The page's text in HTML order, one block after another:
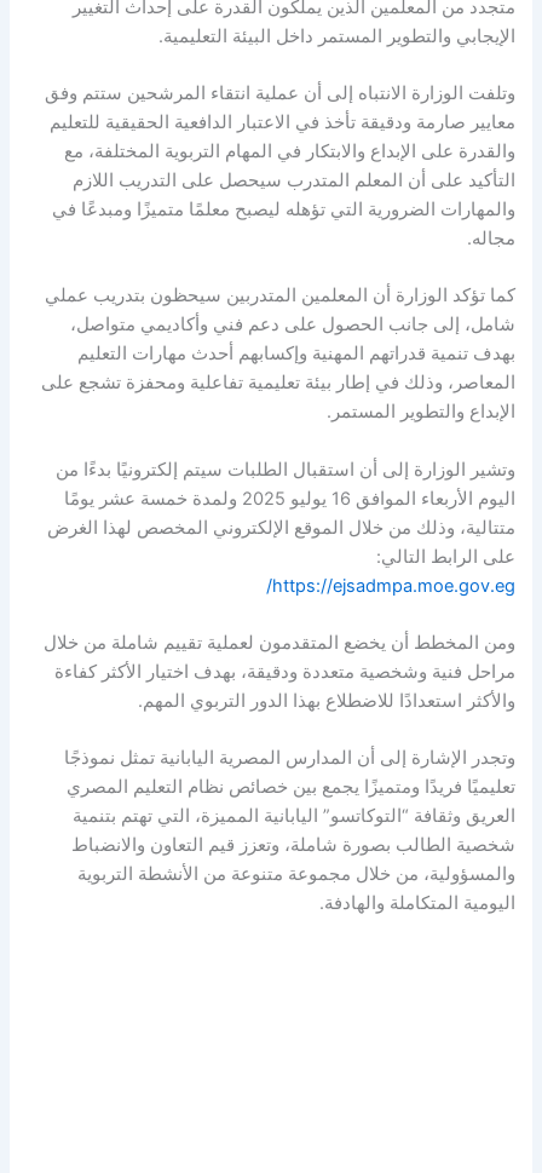
متجدد من المعلمين الذين يملكون القدرة على إحداث التغيير
الإيجابي والتطوير المستمر داخل البيئة التعليمية.
وتلفت الوزارة الانتباه إلى أن عملية انتقاء المرشحين ستتم وفق
معايير صارمة ودقيقة تأخذ في الاعتبار الدافعية الحقيقية للتعليم
والقدرة على الإبداع والابتكار في المهام التربوية المختلفة، مع
التأكيد على أن المعلم المتدرب سيحصل على التدريب اللازم
والمهارات الضرورية التي تؤهله ليصبح معلمًا متميزًا ومبدعًا في
مجاله.
كما تؤكد الوزارة أن المعلمين المتدربين سيحظون بتدريب عملي
شامل، إلى جانب الحصول على دعم فني وأكاديمي متواصل،
بهدف تنمية قدراتهم المهنية وإكسابهم أحدث مهارات التعليم
المعاصر، وذلك في إطار بيئة تعليمية تفاعلية ومحفزة تشجع على
الإبداع والتطوير المستمر.
وتشير الوزارة إلى أن استقبال الطلبات سيتم إلكترونيًا بدءًا من
اليوم الأربعاء الموافق 16 يوليو 2025 ولمدة خمسة عشر يومًا
متتالية، وذلك من خلال الموقع الإلكتروني المخصص لهذا الغرض
على الرابط التالي:
https://ejsadmpa.moe.gov.eg/
ومن المخطط أن يخضع المتقدمون لعملية تقييم شاملة من خلال
مراحل فنية وشخصية متعددة ودقيقة، بهدف اختيار الأكثر كفاءة
والأكثر استعدادًا للاضطلاع بهذا الدور التربوي المهم.
وتجدر الإشارة إلى أن المدارس المصرية اليابانية تمثل نموذجًا
تعليميًا فريدًا ومتميزًا يجمع بين خصائص نظام التعليم المصري
العريق وثقافة “التوكاتسو” اليابانية المميزة، التي تهتم بتنمية
شخصية الطالب بصورة شاملة، وتعزز قيم التعاون والانضباط
والمسؤولية، من خلال مجموعة متنوعة من الأنشطة التربوية
اليومية المتكاملة والهادفة.